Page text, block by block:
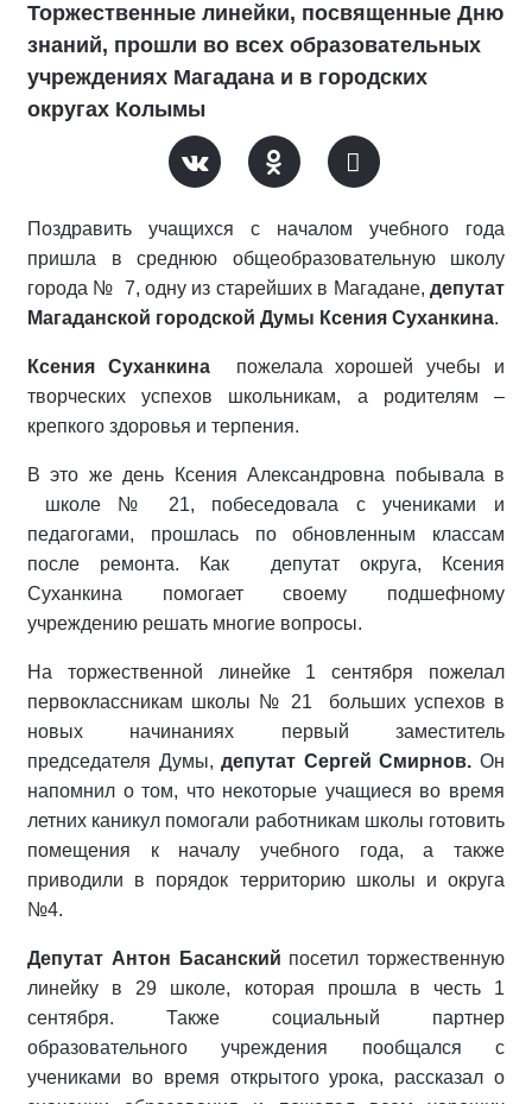
Торжественные линейки, посвященные Дню
знаний, прошли во всех образовательных
учреждениях Магадана и в городских
округах Колымы
Поздравить учащихся с началом учебного года
пришла в среднюю общеобразовательную школу
города № 7, одну из старейших в Магадане, депутат
Магаданской городской Думы Ксения Суханкина.
Ксения Суханкина
пожелала хорошей учебы и
творческих успехов школьникам, а родителям –
крепкого здоровья и терпения.
В это же день Ксения Александровна побывала в
школе № 21, побеседовала с учениками и
педагогами, прошлась по обновленным классам
после ремонта. Как депутат округа, Ксения
Суханкина помогает своему подшефному
учреждению решать многие вопросы.
На торжественной линейке 1 сентября пожелал
первоклассникам школы № 21 больших успехов в
новых начинаниях первый заместитель
председателя Думы,депутат Сергей Смирнов. Он
напомнил о том, что некоторые учащиеся во время
летних каникул помогали работникам школы готовить
помещения к началу учебного года, а также
приводили в порядок территорию школы и округа
№4.
Депутат Антон Басанский посетил торжественную
линейку в 29 школе, которая прошла в честь 1
сентября. Также социальный партнер
образовательного учреждения пообщался с
учениками во время открытого урока, рассказал о